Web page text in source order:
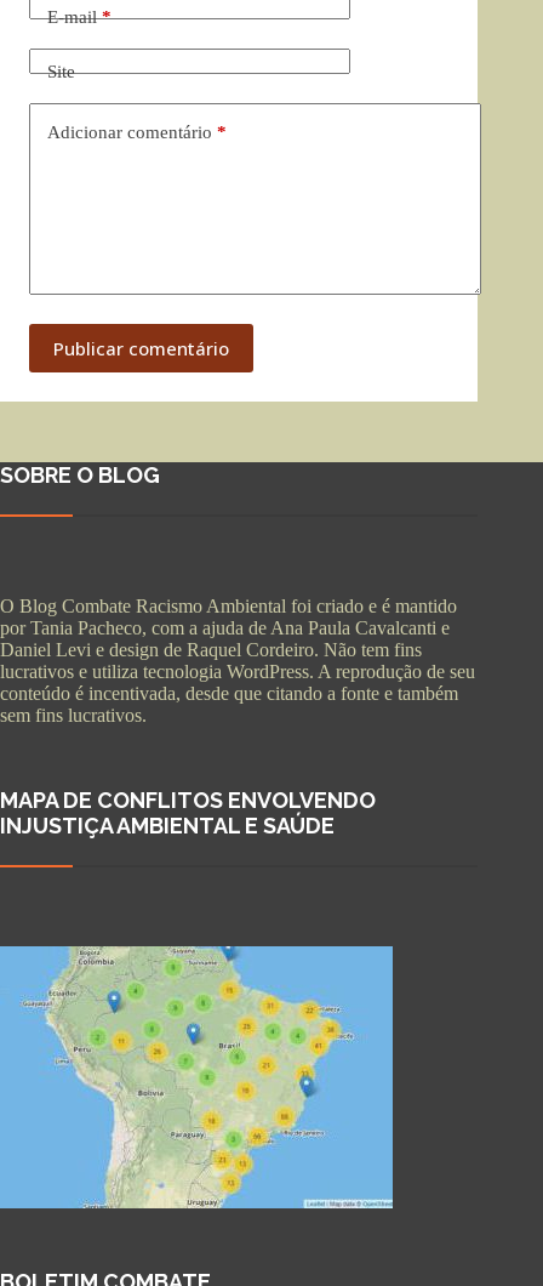
E-mail*
Site
Adicionar comentário *
Publicar comentário
SOBRE O BLOG
O Blog Combate Racismo Ambiental foi criado e é mantido
por Tania Pacheco, com a ajuda de Ana Paula Cavalcanti e
Daniel Levi e design de Raquel Cordeiro. Não tem fins
lucrativos e utiliza tecnologia WordPress. A reprodução de seu
conteúdo é incentivada, desde que citando a fonte e também
sem fins lucrativos.
MAPA DE CONFLITOS ENVOLVENDO
INJUSTIÇA AMBIENTAL E SAÚDE